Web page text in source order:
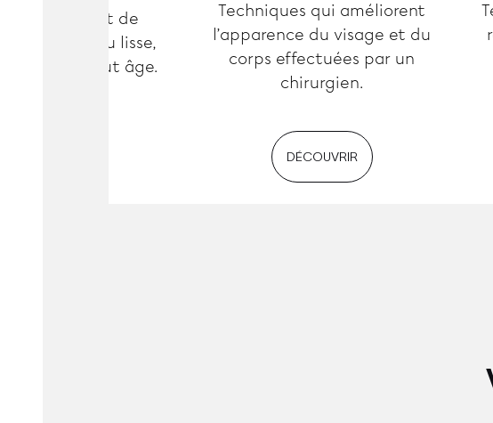
haut de
une peau lisse,
à tout âge.
Techniques qui améliorent
l’apparence du visage et du
corps effectuées par un
chirurgien.
DÉCOUVRIR